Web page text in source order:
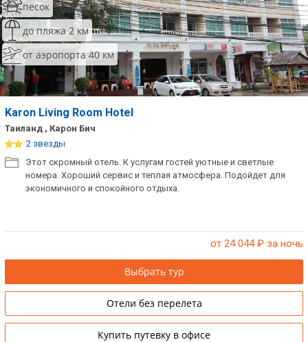
песок
до пляжа 2 км
от аэропорта 40 км
Karon Living Room Hotel
Таиланд , Карон Бич
2 звезды
Этот скромный отель. К услугам гостей уютные и светлые
номера. Хороший сервис и теплая атмосфера. Подойдет для
экономичного и спокойного отдыха.
от 24 044₽ за ночь
Выбрать тур
Отели без перелета
Купить путевку в офисе